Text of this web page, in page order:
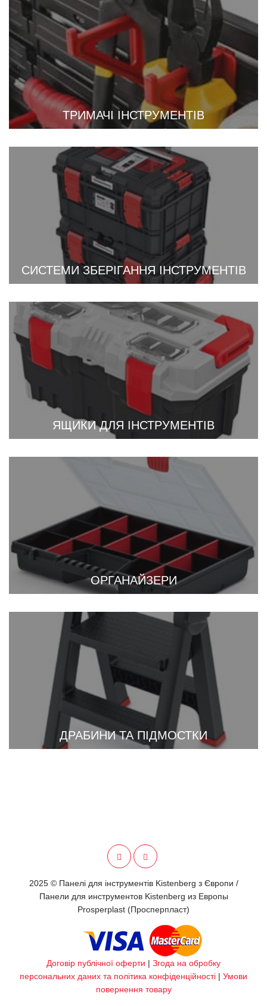
ТРИМАЧІ ІНСТРУМЕНТІВ
СИСТЕМИ ЗБЕРІГАННЯ ІНСТРУМЕНТІВ
ЯЩИКИ ДЛЯ ІНСТРУМЕНТІВ
ОРГАНАЙЗЕРИ
ДРАБИНИ ТА ПІДМОСТКИ
2025 © Панелі для інструментів Kistenberg з Європи /
Панели для инструментов Kistenberg из Европы
Prosperplast (Просперпласт)
Договір публічної оферти | Згода на обробку
персональних даних та політика конфіденційності | Умови
повернення товару